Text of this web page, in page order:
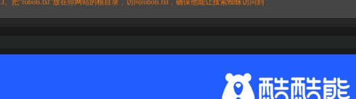
3、把“robots.txt”放在你网站的根目录，访问robots.txt，确保他能让搜索蜘蛛访问到